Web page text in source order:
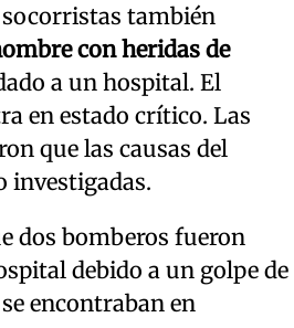
también
con heridas de
a un hospital. El
en estado crítico. Las
que las causas del
investigadas.
dos bomberos fueron
debido a un golpe de
encontraban en